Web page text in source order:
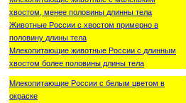
хвостом, менее половины длинны тела
Животные России с хвостом примерно в
половину длины тела
Млекопитающие животные России с длинным
хвостом более половины длины тела
Млекопитающие России с белым цветом в
окраске